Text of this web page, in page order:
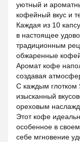
уютный и
кофейный вкус и
Каждая из 10
в настоящее
традиционным
обжаренные
Аромат кофе
создавая
С каждым глотком
изысканный
ореховым
Этот кофе
особенное в
себе мгновение